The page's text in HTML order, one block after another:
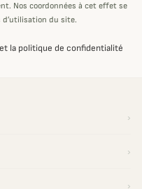
Nos coordonnées à cet effet se
du site.
la politique de confidentialité